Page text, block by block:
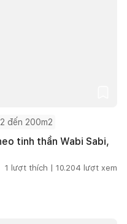
đến 200m2
tinh thần Wabi Sabi,
1 lượt thích | 10.204 lượt xem